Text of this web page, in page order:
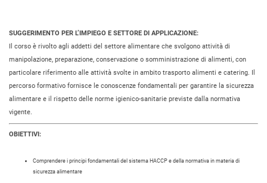
SUGGERIMENTO PER L’IMPIEGO E SETTORE DI APPLICAZIONE:
Il corso è rivolto agli addetti del settore alimentare che svolgono attività di
manipolazione, preparazione, conservazione o somministrazione di alimenti, con
particolare riferimento alle attività svolte in ambito trasporto alimenti e catering. Il
percorso formativo fornisce le conoscenze fondamentali per garantire la sicurezza
alimentare e il rispetto delle norme igienico-sanitarie previste dalla normativa
vigente.
OBIETTIVI:
Comprendere i principi fondamentali del sistema HACCP e della normativa in materia di
sicurezza alimentare